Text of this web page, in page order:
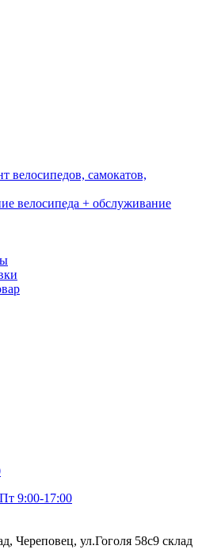
велосипедов, самокатов,
велосипеда + обслуживание
9:00-17:00
Череповец, ул.Гоголя 58с9 склад